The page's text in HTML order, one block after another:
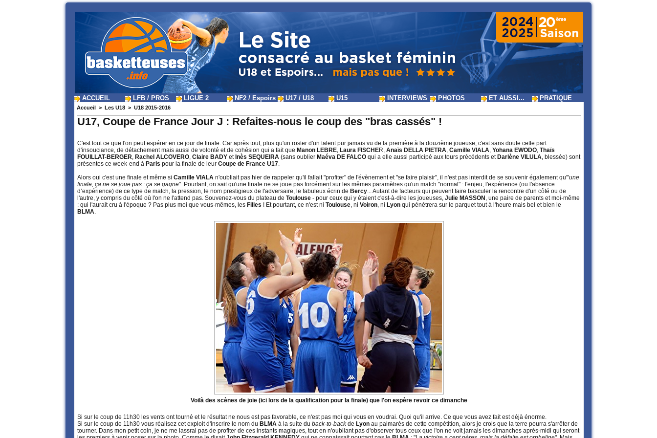
ACCUEIL LFB / PROS LIGUE 2 NF2 / Espoirs U17 / U18 U15 INTERVIEWS PHOTOS ET AUSSI... PRATIQUE
Accueil > Les U18 > U18 2015-2016
U17, Coupe de France Jour J : Refaites-nous le coup des "bras cassés" !
C'est tout ce que l'on peut espérer en ce jour de finale. Car après tout, plus qu'un roster d'un talent pur jamais vu de la première à la douzième joueuse, c'est sans doute cette part
d'insouciance, de détachement mais aussi de volonté et de cohésion qui a fait que Manon LEBRE, Laura FISCHER, Anaïs DELLA PIETRA, Camille VIALA, Yohana EWODO, Thaïs
FOUILLAT-BERGER, Rachel ALCOVERO, Claire BADY et Inès SEQUEIRA (sans oublier Maéva DE FALCO qui a elle aussi participé aux tours précédents et Darlène VILULA, blessée) sont
présentes ce week-end à Paris pour la finale de leur Coupe de France U17.
Alors oui c'est une finale et même si Camille VIALA n'oubliait pas hier de rappeler qu'il fallait "profiter" de l'évènement et "se faire plaisir", il n'est pas interdit de se souvenir également qu'"une
finale, ça ne se joue pas : ça se gagne". Pourtant, on sait qu'une finale ne se joue pas forcément sur les mêmes paramètres qu'un match "normal" : l'enjeu, l'expérience (ou l'absence
d’expérience) de ce type de match, la pression, le nom prestigieux de l'adversaire, le fabuleux écrin de Bercy... Autant de facteurs qui peuvent faire basculer la rencontre d'un côté ou de
l'autre, y compris du côté où l'on ne l'attend pas. Souvenez-vous du plateau de Toulouse - pour ceux qui y étaient c'est-à-dire les joueuses, Julie MASSON , une paire de parents et moi-même
: qui l'aurait cru à l'époque ? Pas plus moi que vous-mêmes, les Filles ! Et pourtant, ce n'est ni Toulouse, ni Voiron, ni Lyon qui pénétrera sur le parquet tout à l'heure mais bel et bien le
BLMA.
Voilà des scènes de joie (ici lors de la qualification pour la finale) que l'on espère revoir ce dimanche
Si sur le coup de 11h30 les vents ont tourné et le résultat ne nous est pas favorable, ce n'est pas moi qui vous en voudrai. Quoi qu'il arrive. Ce que vous avez fait est déjà énorme.
Si sur le coup de 11h30 vous réalisez cet exploit d'inscrire le nom du BLMA à la suite du back-to-backde Lyon au palmarès de cette compétition, alors je crois que la terre pourra s'arrêter de
tourner. Dans mon petit coin, je ne me lassrai pas de profiter de ces instants magiques, tout en n'oubliant pas d'observer tous ceux que l'on ne voit jamais les dimanches après-midi qui seront